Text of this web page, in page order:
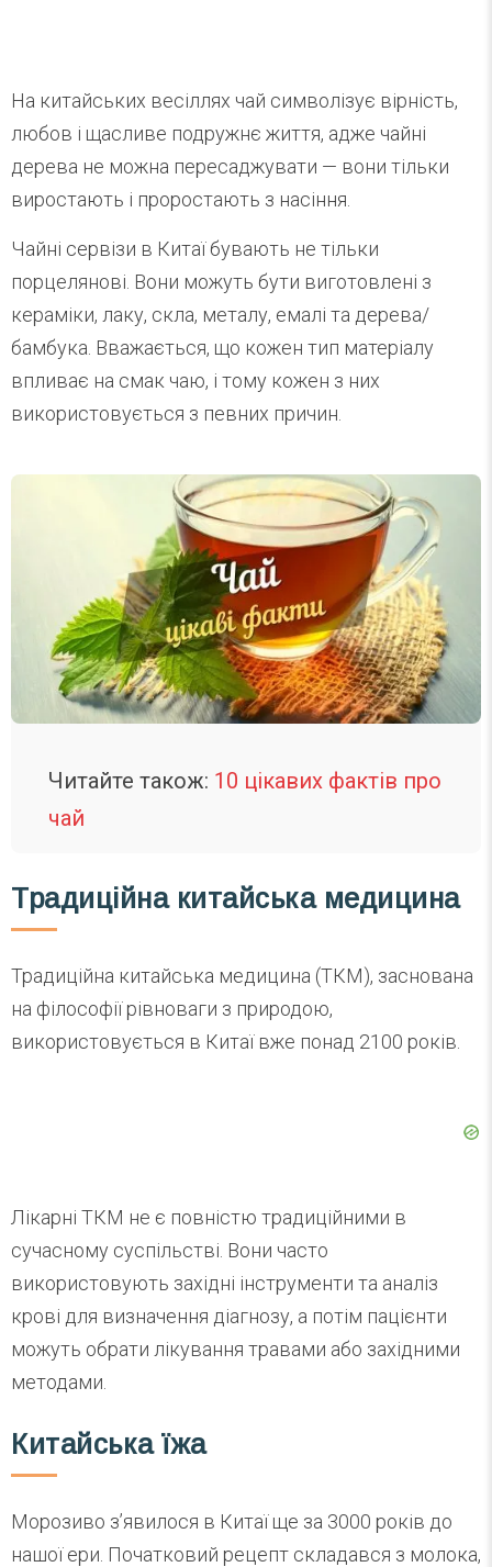
На китайських весіллях чай символізує вірність,
любов і щасливе подружнє життя, адже чайні
дерева не можна пересаджувати — вони тільки
виростають і проростають з насіння.
Чайні сервізи в Китаї бувають не тільки
порцелянові. Вони можуть бути виготовлені з
кераміки, лаку, скла, металу, емалі та дерева/
бамбука. Вважається, що кожен тип матеріалу
впливає на смак чаю, і тому кожен з них
використовується з певних причин.
Читайте також: 10 цікавих фактів про
чай
Традиційна китайська медицина
Традиційна китайська медицина (ТКМ), заснована
на філософії рівноваги з природою,
використовується в Китаї вже понад 2100 років.
Лікарні ТКМ не є повністю традиційними в
сучасному суспільстві. Вони часто
використовують західні інструменти та аналіз
крові для визначення діагнозу, а потім пацієнти
можуть обрати лікування травами або західними
методами.
Китайська їжа
Морозиво з’явилося в Китаї ще за 3000 років до
нашої ери. Початковий рецепт складався з молока,